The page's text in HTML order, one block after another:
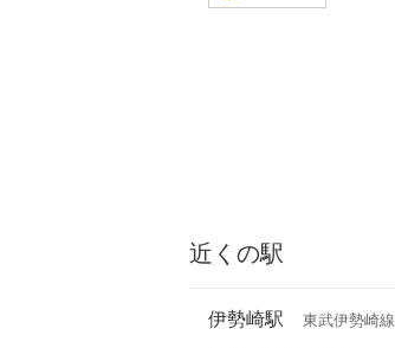
近くの駅
伊勢崎駅 東武伊勢崎線